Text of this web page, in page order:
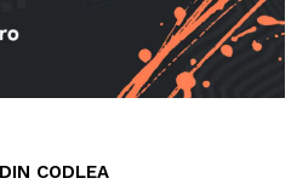
CODLEA